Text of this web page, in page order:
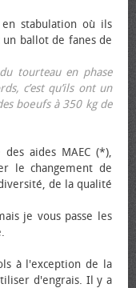
stabulation où ils
ballot de fanes de
tourteau en phase
c’est qu’ils ont un
bœufs à 350 kg de
des aides MAEC (*),
le changement de
de la qualité
je vous passe les
à l'exception de la
d'engrais. Il y a